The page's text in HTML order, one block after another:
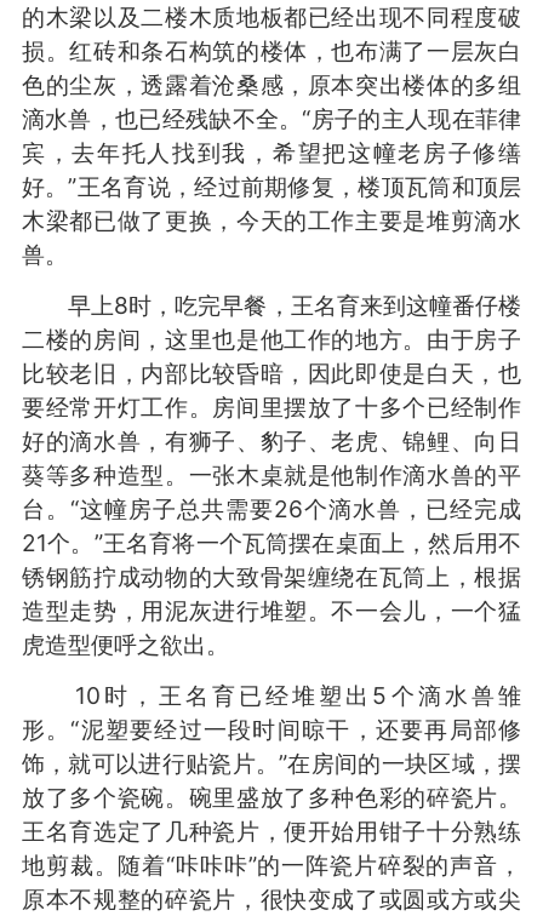
的木梁以及二楼木质地板都已经出现不同程度破
损。红砖和条石构筑的楼体，也布满了一层灰白
色的尘灰，透露着沧桑感，原本突出楼体的多组
滴水兽，也已经残缺不全。“房子的主人现在菲律
宾，去年托人找到我，希望把这幢老房子修缮
好。”王名育说，经过前期修复，楼顶瓦筒和顶层
木梁都已做了更换，今天的工作主要是堆剪滴水
兽。
早上8时，吃完早餐，王名育来到这幢番仔楼
二楼的房间，这里也是他工作的地方。由于房子
比较老旧，内部比较昏暗，因此即使是白天，也
要经常开灯工作。房间里摆放了十多个已经制作
好的滴水兽，有狮子、豹子、老虎、锦鲤、向日
葵等多种造型。一张木桌就是他制作滴水兽的平
台。“这幢房子总共需要26个滴水兽，已经完成
21个。”王名育将一个瓦筒摆在桌面上，然后用不
锈钢筋拧成动物的大致骨架缠绕在瓦筒上，根据
造型走势，用泥灰进行堆塑。不一会儿，一个猛
虎造型便呼之欲出。
10时，王名育已经堆塑出5个滴水兽雏
形。“泥塑要经过一段时间晾干，还要再局部修
饰，就可以进行贴瓷片。”在房间的一块区域，摆
放了多个瓷碗。碗里盛放了多种色彩的碎瓷片。
王名育选定了几种瓷片，便开始用钳子十分熟练
地剪裁。随着“咔咔咔”的一阵瓷片碎裂的声音，
原本不规整的碎瓷片，很快变成了或圆或方或尖